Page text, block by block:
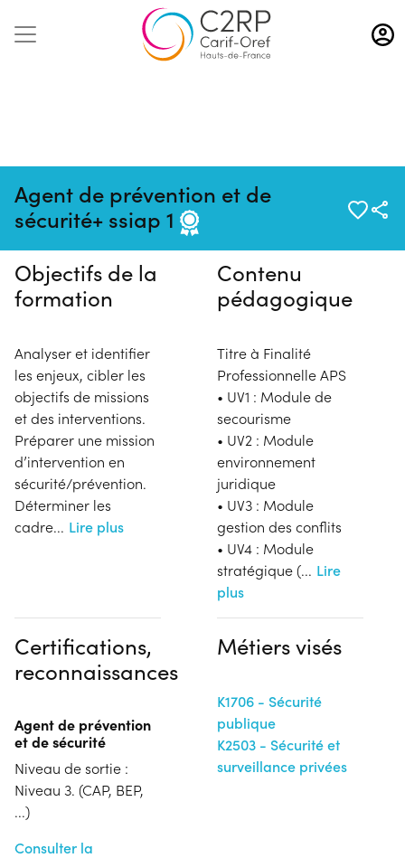
Aller
au
contenu
Agent de prévention et de
sécurité+ ssiap 1
Pas de session programmée en
ce moment
Objectifs de la
formation
Analyser et identifier
les enjeux, cibler les
objectifs de missions
et des interventions.
Préparer une mission
d’intervention en
sécurité/prévention.
Déterminer les
cadre... Lire plus
Contenu
pédagogique
Titre à Finalité
Professionnelle APS
• UV1 : Module de
secourisme
• UV2 : Module
environnement
juridique
• UV3 : Module
gestion des conflits
• UV4 : Module
stratégique (... Lire
plus
Certifications,
reconnaissances
Agent de prévention
et de sécurité
Niveau de sortie :
Niveau 3. (CAP, BEP,
...)
Consulter la
Métiers visés
K1706 - Sécurité
publique
K2503 - Sécurité et
surveillance privées